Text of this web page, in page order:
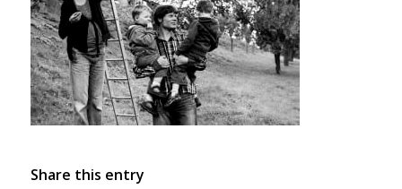
Share this entry